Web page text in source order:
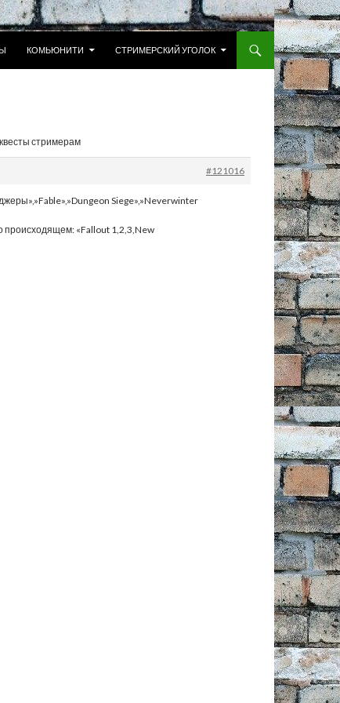
КОМЬЮНИТИ СТРИМЕРСКИЙ УГОЛОК
стримерам
#121016
Siege»,»Neverwinter
происходящем: «Fallout 1,2,3,New